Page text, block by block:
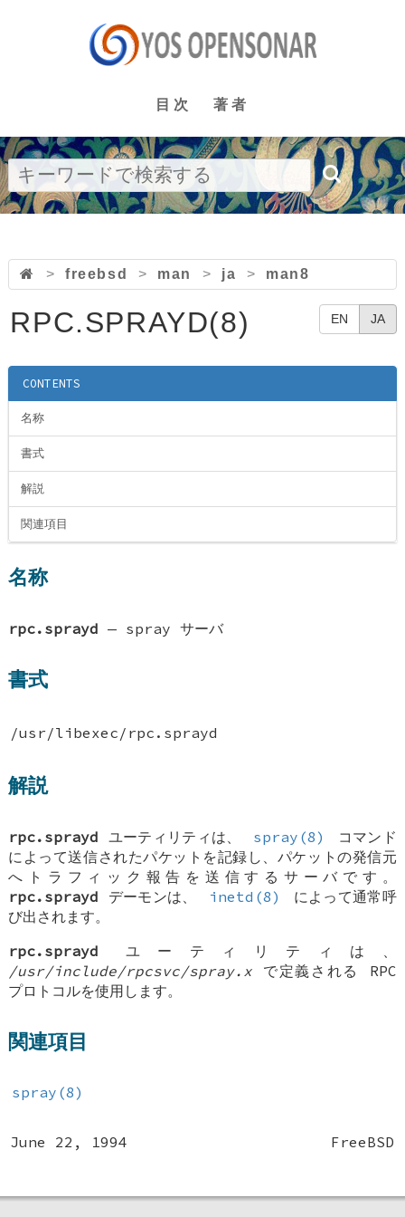
目次 著者
> freebsd > man > ja > man8
EN JA
RPC.SPRAYD(8)
CONTENTS
名称
書式
解説
関連項目
名称
rpc.sprayd — spray サーバ
書式
/usr/libexec/rpc.sprayd
解説
rpc.sprayd ユーティリティは、 spray(8)
コマンド
によって送信されたパケットを記録し、パケットの発信元
へトラフィック報告を送信するサーバです。
rpc.sprayd デーモンは、 inetd(8)
によって通常呼
び出されます。
rpc.sprayd ユーティリティは、
/usr/include/rpcsvc/spray.x で定義される RPC
プロトコルを使用します。
関連項目
spray(8)
June 22, 1994 FreeBSD